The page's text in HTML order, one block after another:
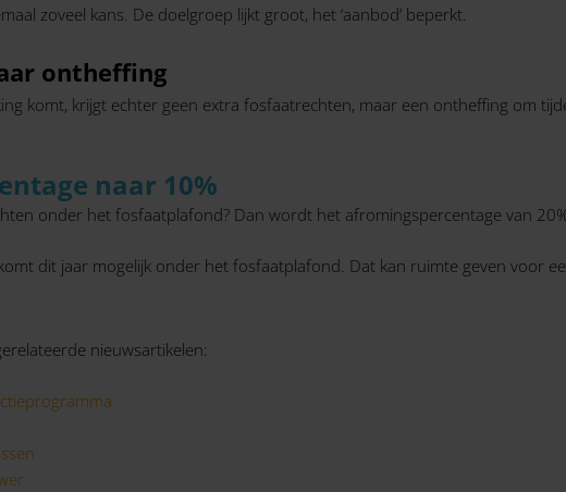
zoveel kans. De doelgroep lijkt groot, het ‘aanbod’ beperkt.
ontheffing
komt, krijgt echter geen extra fosfaatrechten, maar een ontheffing om
naar 10%
onder het fosfaatplafond? Dan wordt het afromingspercentage van
dit jaar mogelijk onder het fosfaatplafond. Dat kan ruimte geven voor
nieuwsartikelen: